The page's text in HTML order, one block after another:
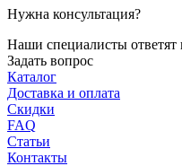
Нужна консультация?
Наши специалисты
Задать вопрос
Каталог
Доставка и оплата
Скидки
FAQ
Статьи
Контакты